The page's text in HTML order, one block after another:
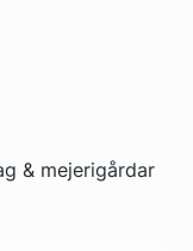
& mejerigårdar